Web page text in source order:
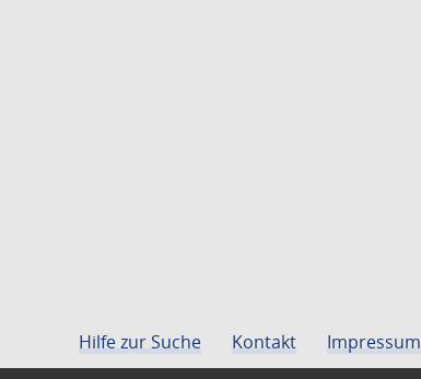
Hilfe zur Suche Kontakt Impressum